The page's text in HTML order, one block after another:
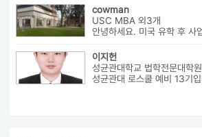
cowman
USC MBA 외3개
이지헌
성균관대학교 법학전문대학원